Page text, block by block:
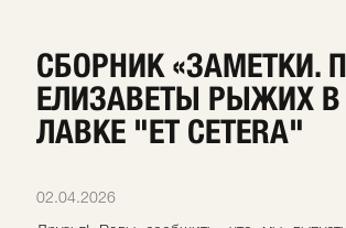
СБОРНИК «ЗАМЕТКИ.
ЕЛИЗАВЕТЫ РЫЖИХ
ЛАВКЕ "ET CETERA"
02.04.2026